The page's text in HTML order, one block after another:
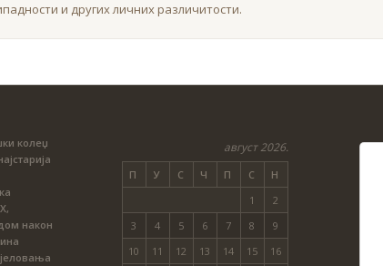
и других личних различитости.
колеџ
након
август 2026.
П У С Ч П С Н
1
2
3
4 5 6 7 8
9
10
11 12 13 14 15
16